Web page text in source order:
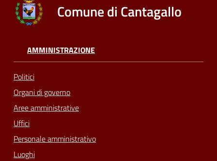
Comune di Cantagallo
AMMINISTRAZIONE
Politici
Organi di governo
Aree amministrative
Uffici
Personale amministrativo
Luoghi